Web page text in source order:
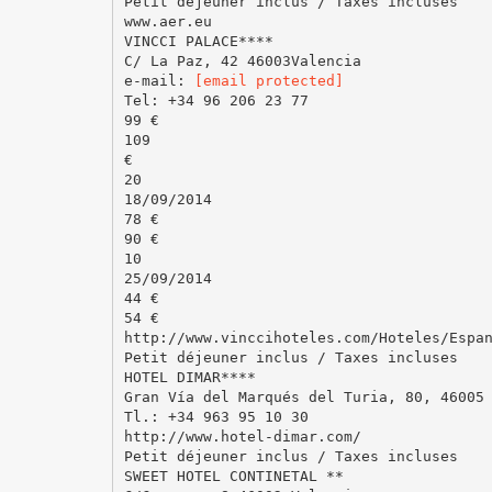
www.aer.eu
VINCCI PALACE****
C/ La Paz, 42 46003Valencia
e-mail:
[email protected]
Tel: +34 96 206 23 77
99 €
109
€
20
18/09/2014
78 €
90 €
10
25/09/2014
44 €
54 €
http://www.vinccihoteles.com/Hoteles/
Petit déjeuner inclus / Taxes incluses
HOTEL DIMAR****
Gran Vía del Marqués del Turia, 80, 46005
Tl.: +34 963 95 10 30
http://www.hotel-dimar.com/
Petit déjeuner inclus / Taxes incluses
SWEET HOTEL CONTINETAL **